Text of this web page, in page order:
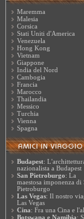
Maremma
Malesia
Corsica
Stati Uniti d'America
Venezuela
Hong Kong
Vietnam
Giappone
India del Nord
Cambogia
Francia
Marocco
Thailandia
Messico
Turchia
Vienna
Spagna
Budapest:
nazionalista a Budapest
San Pietroburgo: La
maestosa imponenza di
Pietroburgo
Las Vegas: Il nostro
Las Vegas
Cina: Fra una Cina e
Botswana e Namibia: